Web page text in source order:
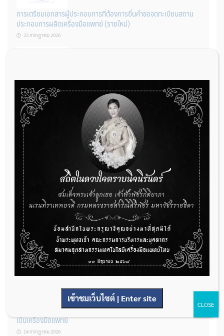
การเตรียมเอกสารผู้ประกอบการที่ต้องการยื่นคำขอจดทะเบียนสถาน
ประกอบการผลิตเครื่องมือแพทย์ (รายใหม่)
22 กรกฎาคม 2026
ผู้ประกอบการผลิต และ นักวิจัย ที่ต้องการขึ้นทะเบียนเครื่องมือแพทย์
ต้องทำอย่างไรบ้าง
22 กรกฎาคม 2026
กองควบคุมเครื่องมือแพทย์ เปิดรับฟังความคิดเห็นหลักการยกร่าง
กฎหมาย จำนวน 3 ฉบับ ผ่านระบบกลางทางกฎหมาย
22 กรกฎาคม 2026
การโฆษณาเครื่องมือแพทย์แบบใดที่ได้รับการยกเว้นไม่ต้องขออนุญาต
14 กรกฎาคม 2026
รู้หรือไม่? ผลิตภัณฑ์ชุดตรวจสําหรับตรวจสอบการปนเปื้อนแบบใดจัด
เป็นเครื่องมือแพทย์
14 กรกฎาคม 2026
เข้าชมเว็บไซต์ | Enter site
CLOSE